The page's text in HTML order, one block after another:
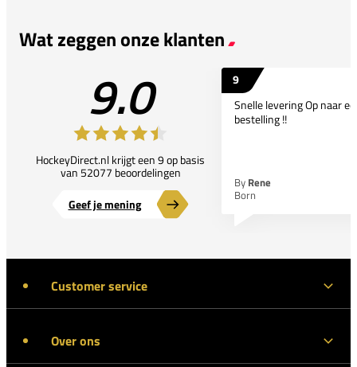
Wat zeggen onze klanten
9.0
HockeyDirect.nl krijgt een 9 op basis
van 52077 beoordelingen
Geef je mening
9
Snelle levering Op naar
bestelling !!
By Rene
Born
Customer service
Over ons